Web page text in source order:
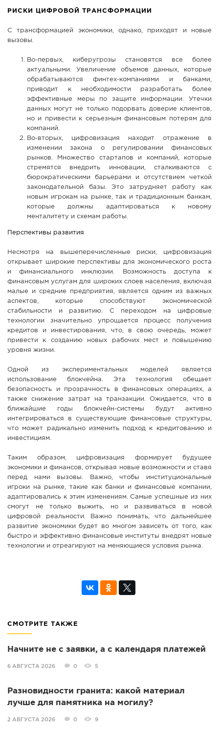
РИСКИ ЦИФРОВОЙ ТРАНСФОРМАЦИИ
С трансформацией экономики, однако, приходят и новые
вызовы.
Во-первых, киберугрозы становятся все более
актуальными. Увеличение объемов данных, которые
обрабатываются финтех-компаниями и банками,
приводит к необходимости разработать более
эффективные меры по защите информации. Утечки
данных могут не только подорвать доверие клиентов,
но и привести к серьезным финансовым потерям для
компаний.
Во-вторых, цифровизация находит отражение в
изменении закона о регулировании финансовых
рынков. Множество стартапов и компаний, которые
стремятся внедрить инновации, сталкиваются с
бюрократическими барьерами и отсутствием четкой
законодательной базы. Это затрудняет работу как
новым игрокам на рынке, так и традиционным банкам,
которые должны адаптироваться к новому
менталитету и схемам работы.
Перспективы развития
Несмотря на вышеперечисленные риски, цифровизация
открывает широкие перспективы для экономического роста
и финансиального инклюзии. Возможность доступа к
финансовым услугам для широких слоев населения, включая
малые и средние предприятия, является одним из важных
аспектов, которые способствуют экономической
стабильности и развитию. С переходом на цифровые
технологии значительно упрощается процесс получения
кредитов и инвестирования, что, в свою очередь, может
привести к созданию новых рабочих мест и повышению
уровня жизни.
Одной из экспериментальных моделей является
использование блокчейна. Эта технология обещает
безопасность и прозрачность в финансовых операциях, а
также снижение затрат на транзакции. Ожидается, что в
ближайшие годы блокчейн-системы будут активно
интегрироваться в существующие финансовые структуры,
что может радикально изменить подход к кредитованию и
инвестициям.
Таким образом, цифровизация формирует будущее
экономики и финансов, открывая новые возможности и ставя
перед нами вызовы. Важно, чтобы институциональные
игроки на рынке, такие как банки и финансовые компании,
адаптировались к этим изменениям. Самые успешные из них
смогут не только выжить, но и развиваться в новой
цифровой реальности. Важно понимать, что дальнейшее
развитие экономики будет во многом зависеть от того, как
быстро и эффективно финансовые институты внедрят новые
технологии и отреагируют на меняющиеся условия рынка.
СМОТРИТЕ ТАКЖЕ
Начните не с заявки, а с календаря платежей
6 АВГУСТА 2026 0 5
Разновидности гранита: какой материал
лучше для памятника на могилу?
2 АВГУСТА 2026 0 9